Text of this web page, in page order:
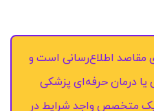
مقاصد اطلاع‌رسانی است و
درمان حرفه‌ای پزشکی
متخصص واجد شرایط در